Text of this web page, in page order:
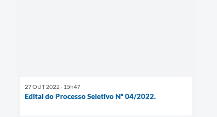
27 OUT 2022 - 15h47
Edital do Processo Seletivo Nº 04/2022.